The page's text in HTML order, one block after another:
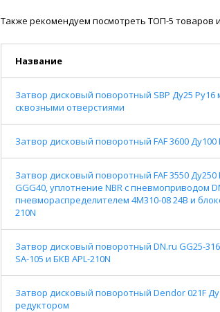
Также рекомендуем посмотреть ТОП-5 товаров
Название
Затвор дисковый поворотный SBP Ду25
сквозными отверстиями
Затвор дисковый поворотный FAF 3600 Ду100
Затвор дисковый поворотный FAF 3550 Ду250
GGG40, уплотнение NBR с пневмоприводом
пневмораспределителем 4M310-08 24В и
210N
Затвор дисковый поворотный DN.ru GG25-
SA-105 и БКВ APL-210N
Затвор дисковый поворотный Dendor 021F
редуктором